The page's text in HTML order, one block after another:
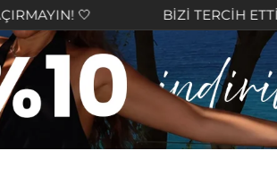
BİZİ TERCİH ETTİĞİNİZ İÇİN